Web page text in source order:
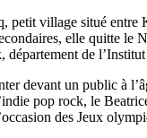
petit village situé
elle quitte
de
devant un public à
pop rock, le
des Jeux